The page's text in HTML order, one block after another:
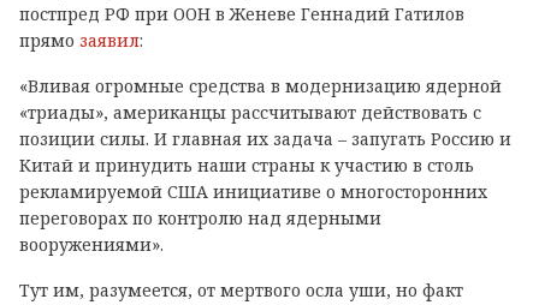
постпред РФ при ООН в Женеве Геннадий Гатилов
прямо заявил:
«Вливая огромные средства в модернизацию ядерной
«триады», американцы рассчитывают действовать с
позиции силы. И главная их задача – запугать Россию и
Китай и принудить наши страны к участию в столь
рекламируемой США инициативе о многосторонних
переговорах по контролю над ядерными
вооружениями».
Тут им, разумеется, от мертвого осла уши, но факт